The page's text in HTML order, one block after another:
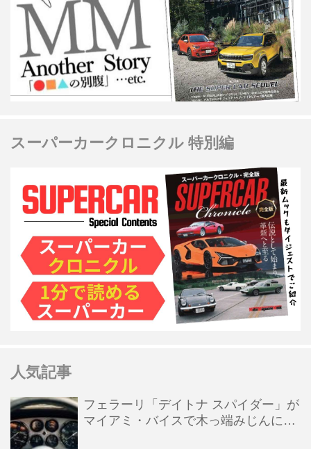
スーパーカークロニクル 特別編
人気記事
フェラーリ「デイトナ スパイダー」が
マイアミ・バイスで木っ端みじんにな